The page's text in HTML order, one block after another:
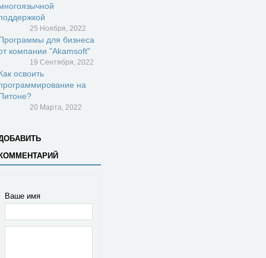
25 Ноября, 2022
для бизнеса
компании "Akamsoft"
19 Сентября, 2022
освоить
на
20 Марта, 2022
Ваше имя